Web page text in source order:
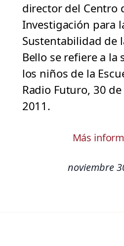
director del Centro
Investigación para
Sustentabilidad de
Bello se refiere a la
los niños de la
Radio Futuro, 30
2011.
Más
noviembre